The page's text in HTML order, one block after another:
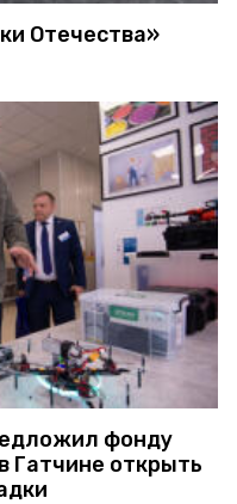
Отечества»
фонду
Гатчине открыть